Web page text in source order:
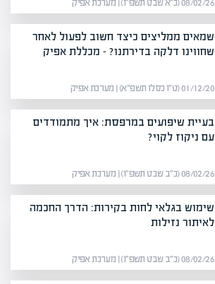
08/02/26 (כ״א שבט תשפ״ו) | מערכת אפיק
שמאים ממליצים כיצד חשוב לפעול לאחר
שחווינו דלקה בדירתנו? – מכללת אפיק
01/12/20 (ט״ו כסלו תשפ״א) | מערכת אפיק
בעיית שיפועים במרפסת: איך מתמודדים
עם ניקוז לקוי?
08/02/26 (כ״ב שבט תשפ״ו) | מערכת אפיק
שימוש בגלאי לחות בקירות: הדרך החכמה
לאיתור נזילות
08/02/26 (כ״ב שבט תשפ״ו) | מערכת אפיק